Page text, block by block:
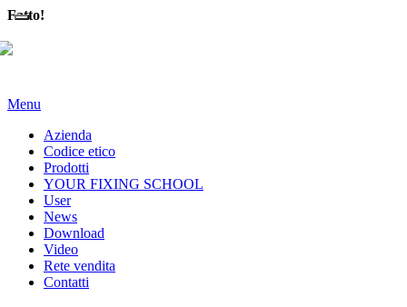
Fatto!
Menu
Azienda
Codice etico
Prodotti
YOUR FIXING SCHOOL
User
News
Download
Video
Rete vendita
Contatti